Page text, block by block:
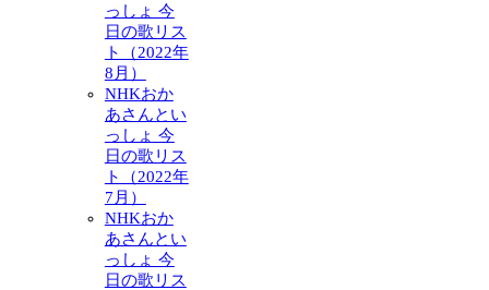
っしょ 今
日の歌リス
ト（2022年
8月）
NHKおか
あさんとい
っしょ 今
日の歌リス
ト（2022年
7月）
NHKおか
あさんとい
っしょ 今
日の歌リス